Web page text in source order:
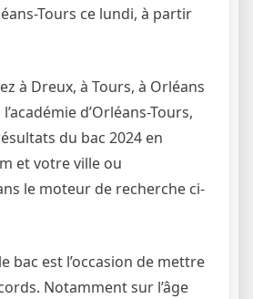
Tours ce lundi, à partir
à Dreux, à Tours, à Orléans
d’Orléans-Tours,
du bac 2024 en
et votre ville ou
le moteur de recherche ci-
bac est l’occasion de mettre
Notamment sur l’âge